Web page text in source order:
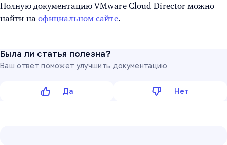
Полную документацию VMware Cloud Director можно
найти на официальном сайте.
Была ли статья полезна?
Ваш ответ поможет улучшить документацию
Да Нет